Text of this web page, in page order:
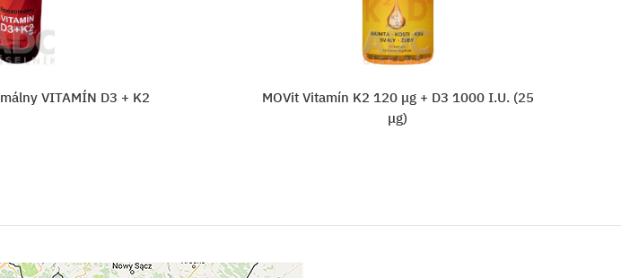
MOVit Vitamín K2 120 μg + D3 1000 I.U. (25
SmartHit IV Vitamins D3 + K2